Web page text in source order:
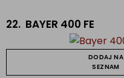
22. BAYER 400 FE
DODAJ NA
SEZNAM